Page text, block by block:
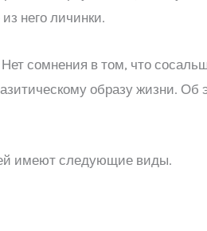
него личинки.
сомнения в том, что
образу жизни. Об
имеют следующие виды.